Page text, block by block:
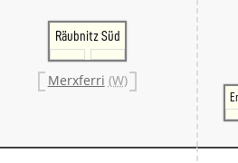
Räubnitz Süd
Merxferri (W)